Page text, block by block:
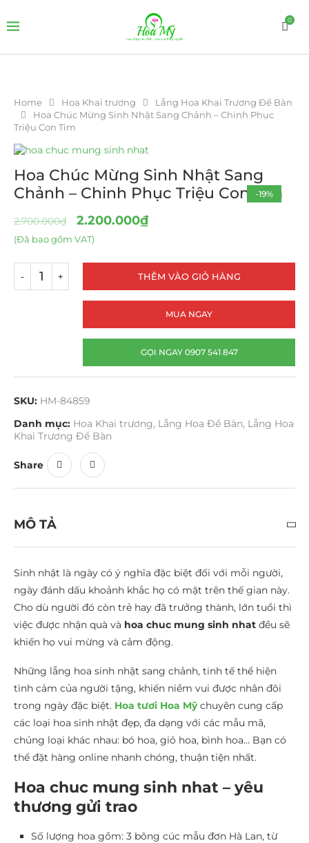
0
Home Hoa Khai trương
Lẵng Hoa Khai Trương Để Bàn
Hoa Chúc Mừng Sinh Nhật Sang Chảnh – Chinh Phục
Triệu Con Tim
-19%
Hoa Chúc Mừng Sinh Nhật Sang
Chảnh – Chinh Phục Triệu Con Tim
2.700.000₫ 2.200.000₫
(Đã bao gồm VAT)
THÊM VÀO GIỎ HÀNG
MUA NGAY
GỌI NGAY 0907 541 847
SKU: HM-84859
Danh mục: Hoa Khai trương, Lẵng Hoa Để Bàn, Lẵng Hoa
Khai Trương Để Bàn
Share
MÔ TẢ
Sinh nhật là ngày có ý nghĩa đặc biệt đối với mỗi người,
ngày đánh dấu khoảnh khắc họ có mặt trên thế gian này.
Cho dù người đó còn trẻ hay đã trưởng thành, lớn tuổi thì
việc được nhận quà và hoa chuc mung sinh nhat đều sẽ
khiến họ vui mừng và cảm động.
Những lẵng hoa sinh nhật sang chảnh, tinh tế thể hiện
tình cảm của người tặng, khiến niềm vui được nhân đôi
trong ngày đặc biệt. Hoa tươi Hoa Mỹ chuyên cung cấp
các loại hoa sinh nhật đẹp, đa dạng với các mẫu mã,
chủng loại khác nhau: bó hoa, giỏ hoa, bình hoa… Bạn có
thể đặt hàng online nhanh chóng, thuận tiện nhất.
Hoa chuc mung sinh nhat – yêu
thương gửi trao
Số lượng hoa gồm: 3 bông cúc mẫu đơn Hà Lan, từ